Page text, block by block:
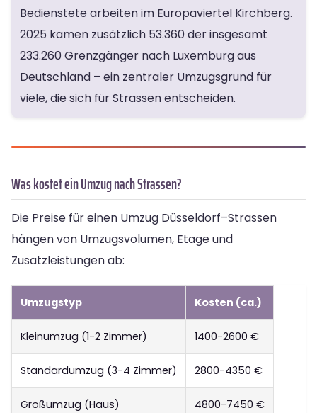
Bedienstete arbeiten im Europaviertel Kirchberg.
2025 kamen zusätzlich 53.360 der insgesamt
233.260 Grenzgänger nach Luxemburg aus
Deutschland – ein zentraler Umzugsgrund für
viele, die sich für Strassen entscheiden.
Was kostet ein Umzug nach Strassen?
Die Preise für einen Umzug Düsseldorf–Strassen
hängen von Umzugsvolumen, Etage und
Zusatzleistungen ab:
Umzugstyp Kosten (ca.)
Kleinumzug (1-2 Zimmer) 1400-2600 €
Standardumzug (3-4 Zimmer) 2800-4350 €
Großumzug (Haus) 4800-7450 €